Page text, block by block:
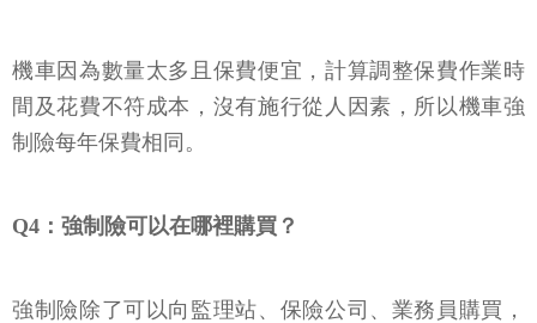
機車因為數量太多且保費便宜，計算調整保費作業時
間及花費不符成本，沒有施行從人因素，所以機車強
制險每年保費相同。
Q4：強制險可以在哪裡購買？
強制險除了可以向監理站、保險公司、業務員購買，